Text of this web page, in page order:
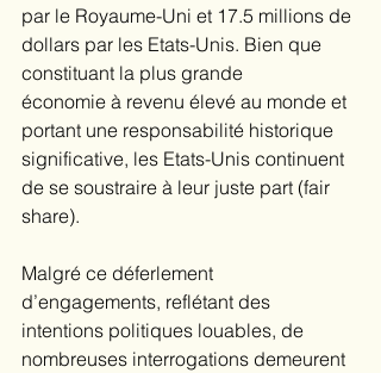
par le Royaume-Uni et 17.5 millions de
dollars par les Etats-Unis. Bien que
constituant la plus grande
économie à revenu élevé au monde et
portant une responsabilité historique
significative, les Etats-Unis continuent
de se soustraire à leur juste part (fair
share).
Malgré ce déferlement
d’engagements, reflétant des
intentions politiques louables, de
nombreuses interrogations demeurent